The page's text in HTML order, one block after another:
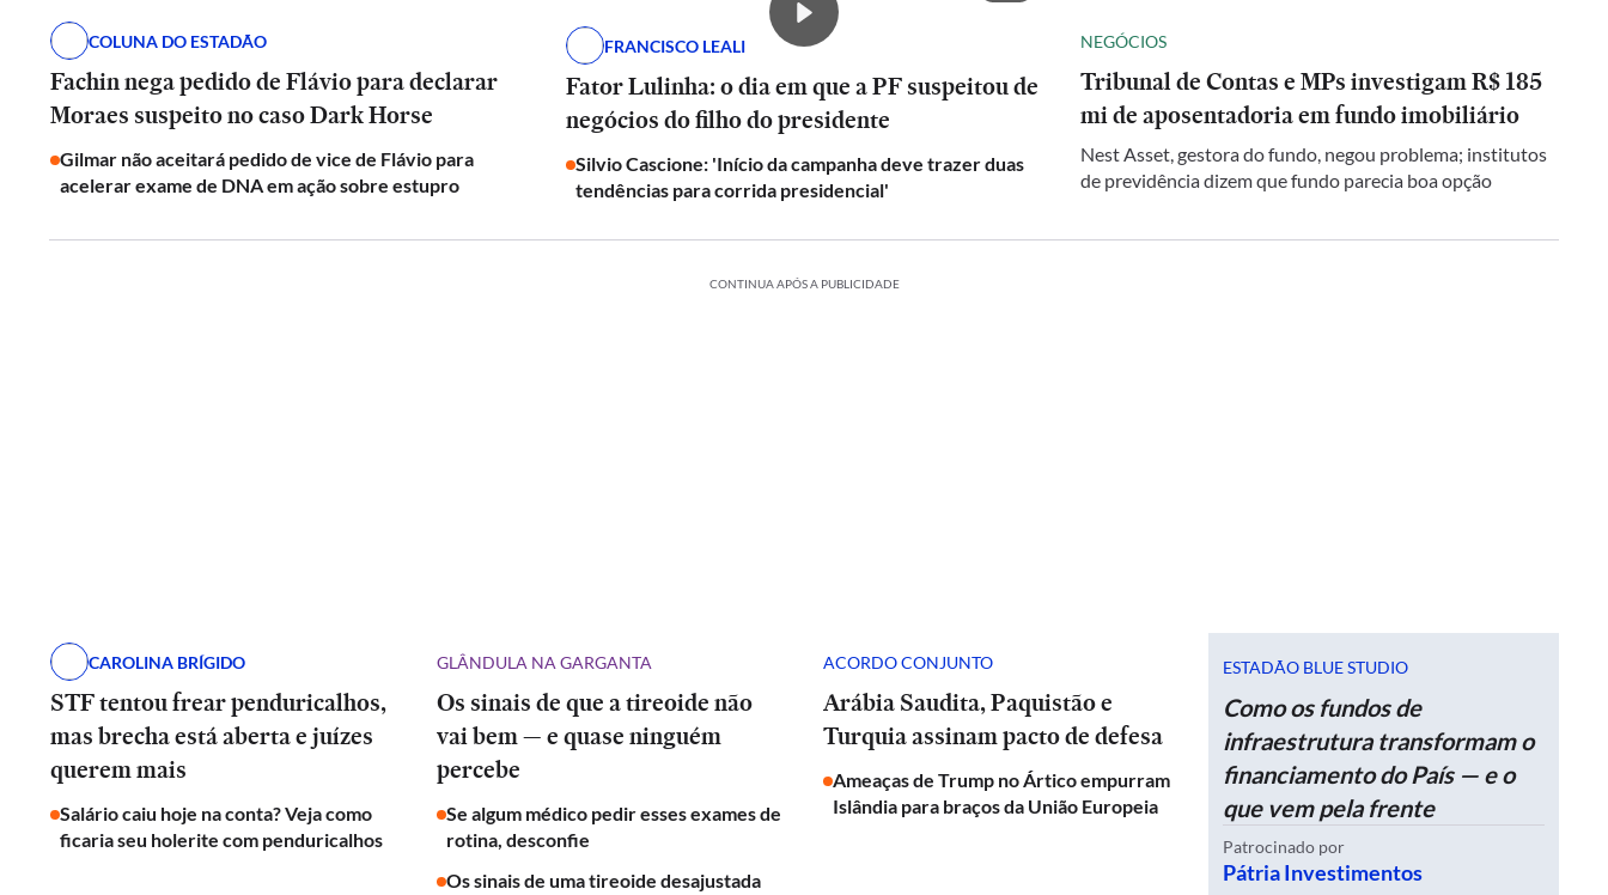
COLUNA DO ESTADÃO
Fachin nega pedido de Flávio para declarar
Moraes suspeito no caso Dark Horse
Gilmar não aceitará pedido de vice de Flávio para
acelerar exame de DNA em ação sobre estupro
FRANCISCO LEALI
Fator Lulinha: o dia em que a PF suspeitou de
negócios do filho do presidente
Silvio Cascione: 'Início da campanha deve trazer duas
tendências para corrida presidencial'
NEGÓCIOS
Tribunal de Contas e MPs investigam R$ 185
mi de aposentadoria em fundo imobiliário
Nest Asset, gestora do fundo, negou problema; institutos
de previdência dizem que fundo parecia boa opção
CONTINUA APÓS A PUBLICIDADE
CAROLINA BRÍGIDO
STF tentou frear penduricalhos,
mas brecha está aberta e juízes
querem mais
Salário caiu hoje na conta? Veja como
ficaria seu holerite com penduricalhos
GLÂNDULA NA GARGANTA
Os sinais de que a tireoide não
vai bem — e quase ninguém
percebe
Se algum médico pedir esses exames de
rotina, desconfie
Os sinais de uma tireoide desajustada
ACORDO CONJUNTO
Arábia Saudita, Paquistão e
Turquia assinam pacto de defesa
Ameaças de Trump no Ártico empurram
Islândia para braços da União Europeia
ESTADÃO BLUE STUDIO
Como os fundos de
infraestrutura transformam o
financiamento do País — e o
que vem pela frente
Patrocinado por
Pátria Investimentos